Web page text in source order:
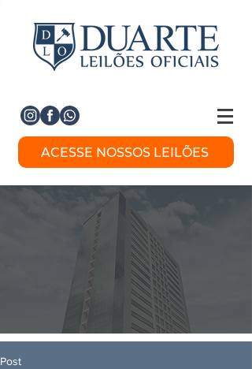
ACESSE NOSSOS LEILÕES
Post